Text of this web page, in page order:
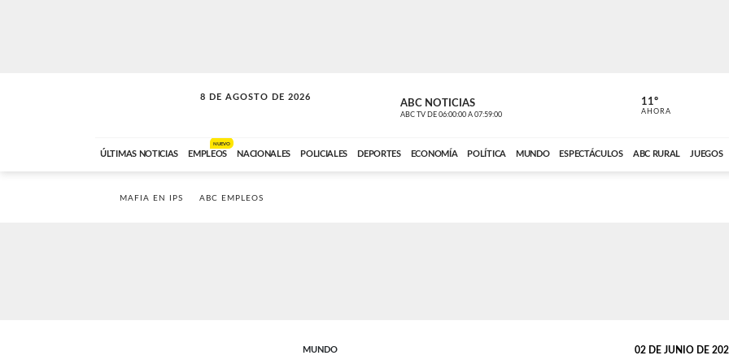
8 DE AGOSTO DE 2026
SOLO MÚSICA ABC NOTICIAS
ABC TV DE 06:00:00 A 07:59:00 ABC CARDINAL
11º
AHORA
ÚLTIMAS NOTICIAS EMPLEOS
NUEVO
NACIONALES POLICIALES DEPORTES ECONOMÍA POLÍTICA MUNDO ESPECTÁCULOS ABC RURAL JUEGOS
MAFIA EN IPS ABC EMPLEOS
MUNDO 02 DE JUNIO DE